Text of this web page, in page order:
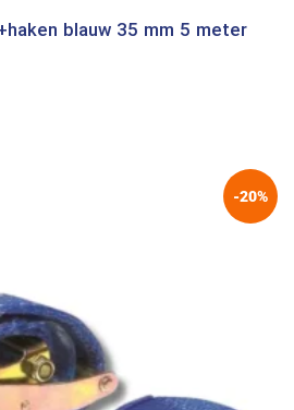
blauw 35 mm 5 meter
-20%